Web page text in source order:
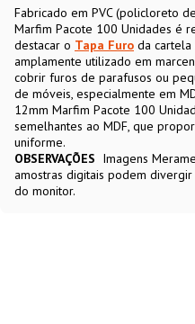
Fabricado em PVC (policloreto
Marfim Pacote 100 Unidades é
destacar o Tapa Furo da
amplamente utilizado em
cobrir furos de parafusos ou
de móveis, especialmente em
12mm Marfim Pacote 100
semelhantes ao MDF, que
uniforme.
OBSERVAÇÕES Imagens
amostras digitais podem
do monitor.